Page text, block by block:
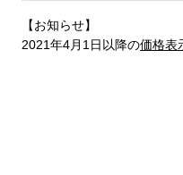
【お知らせ】
2021年4月1日以降の価格表